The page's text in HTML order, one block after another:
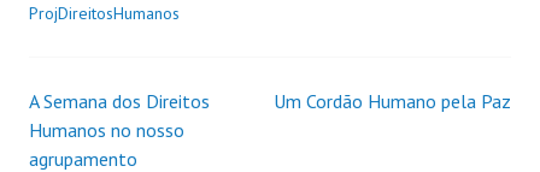
ProjDireitosHumanos
A Semana dos Direitos
Humanos no nosso
agrupamento
Um Cordão Humano pela Paz